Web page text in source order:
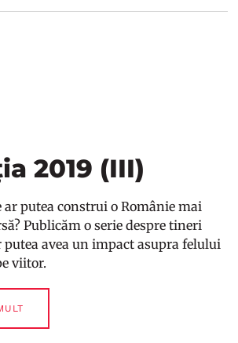
2019 (III)
ar putea construi o Românie mai
Publicăm o serie despre tineri
putea avea un impact asupra felului
viitor.